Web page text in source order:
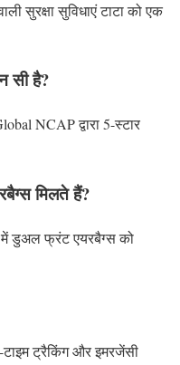
सुरक्षा सुविधाएं टाटा को एक
सी है?
NCAP द्वारा 5-स्टार
मिलते हैं?
में डुअल फ्रंट एयरबैग्स को
ट्रैकिंग और इमरजेंसी